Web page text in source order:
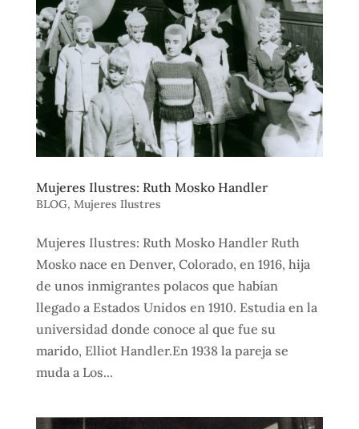
Mujeres Ilustres: Ruth Mosko Handler
BLOG, Mujeres Ilustres
Mujeres Ilustres: Ruth Mosko Handler Ruth
Mosko nace en Denver, Colorado, en 1916, hija
de unos inmigrantes polacos que habían
llegado a Estados Unidos en 1910. Estudia en la
universidad donde conoce al que fue su
marido, Elliot Handler.En 1938 la pareja se
muda a Los...